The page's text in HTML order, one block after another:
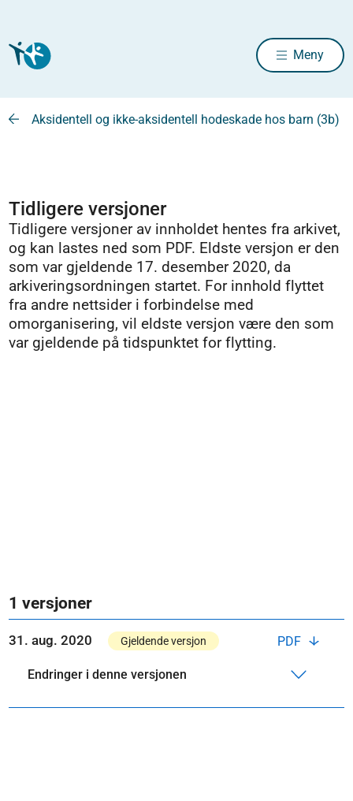
Meny
Aksidentell og ikke-aksidentell hodeskade hos barn (3b)
Tidligere versjoner
Tidligere versjoner av innholdet hentes fra arkivet,
og kan lastes ned som PDF. Eldste versjon er den
som var gjeldende 17. desember 2020, da
arkiveringsordningen startet. For innhold flyttet
fra andre nettsider i forbindelse med
omorganisering, vil eldste versjon være den som
var gjeldende på tidspunktet for flytting.
1 versjoner
PDF
31. aug. 2020 Gjeldende versjon
Endringer i denne versjonen